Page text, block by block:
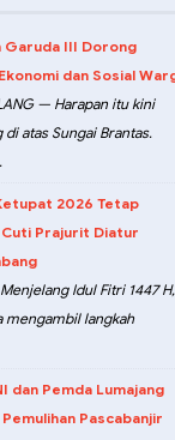
Garuda III Dorong
dan Sosial
— Harapan itu kini
atas Sungai Brantas.
2026 Tetap
Prajurit Diatur
Idul Fitri 1447 H,
mengambil langkah
dan Pemda Lumajang
Pascabanjir